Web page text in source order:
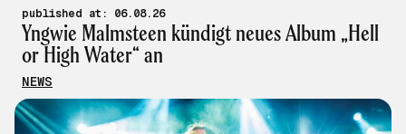
published at: 06.08.26
Yngwie Malmsteen kündigt neues Album „Hell
or High Water“ an
NEWS